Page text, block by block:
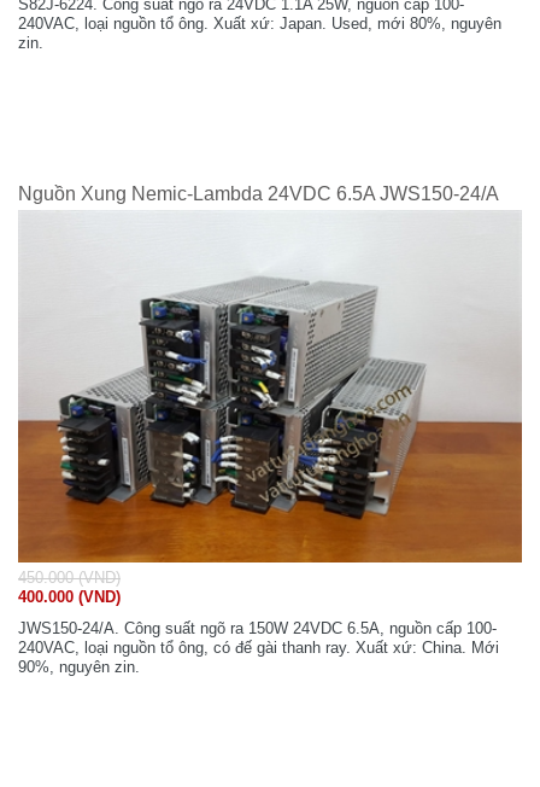
S82J-6224. Công suất ngõ ra 24VDC 1.1A 25W, nguồn cấp 100-
240VAC, loại nguồn tổ ông. Xuất xứ: Japan. Used, mới 80%, nguyên
zin.
Nguồn Xung Nemic-Lambda 24VDC 6.5A JWS150-24/A
450.000 (VND)
400.000 (VND)
JWS150-24/A. Công suất ngõ ra 150W 24VDC 6.5A, nguồn cấp 100-
240VAC, loại nguồn tổ ông, có đế gài thanh ray. Xuất xứ: China. Mới
90%, nguyên zin.